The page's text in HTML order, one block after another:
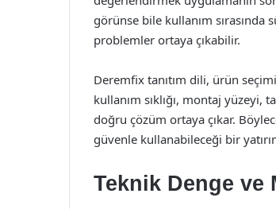
görünse bile kullanım sırasında
problemler ortaya çıkabilir.
Deremfix tanıtım dili, ürün
kullanım sıklığı, montaj yüzeyi,
doğru çözüm ortaya çıkar.
güvenle kullanabileceği bir
Teknik Denge ve